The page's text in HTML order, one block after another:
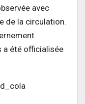
avec
de la circulation.
a été officialisée